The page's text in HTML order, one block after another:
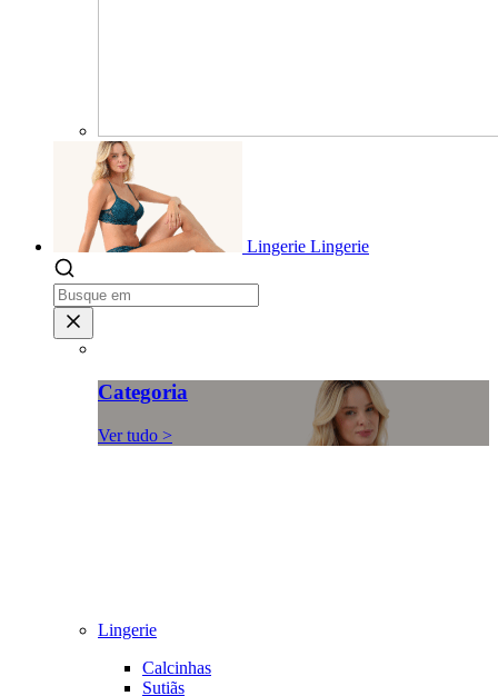
Lingerie Lingerie
Categoria
Ver tudo >
Lingerie
Calcinhas
Sutiãs